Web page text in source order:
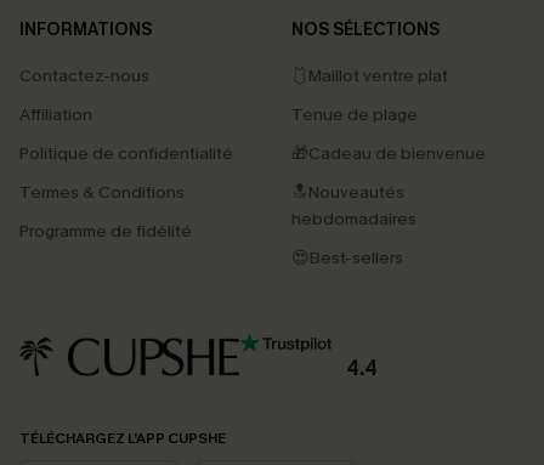
INFORMATIONS
Contactez-nous
Affiliation
Politique de confidentialité
Termes & Conditions
Programme de fidélité
NOS SÉLECTIONS
🩱Maillot ventre plat
Tenue de plage
🎁Cadeau de bienvenue
🔝Nouveautés
hebdomadaires
😍Best-sellers
4.4
TÉLÉCHARGEZ L’APP CUPSHE
PROFITEZ DE -15%